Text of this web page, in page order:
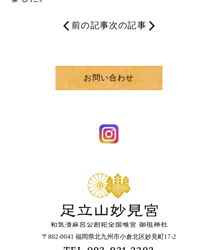
前の記事次の記事
お問い合わせ
〒802-0041 福岡県北九州市小倉北区妙見町17-2